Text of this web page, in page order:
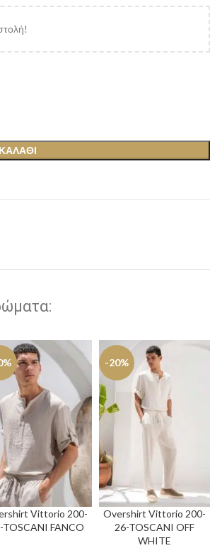
Vittorio 200-
TOSCANI FANCO
-20%
Overshirt Vittorio 200-
26-TOSCANI OFF
WHITE